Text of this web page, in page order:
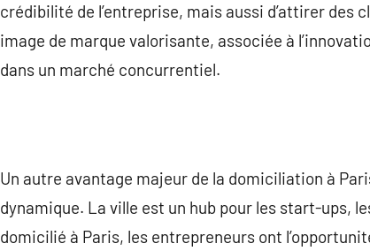
crédibilité de l’entreprise, mais aussi d’attirer
image de marque valorisante, associée à
dans un marché concurrentiel.
Un autre avantage majeur de la domiciliation à
dynamique. La ville est un hub pour les start-ups,
domicilié à Paris, les entrepreneurs ont